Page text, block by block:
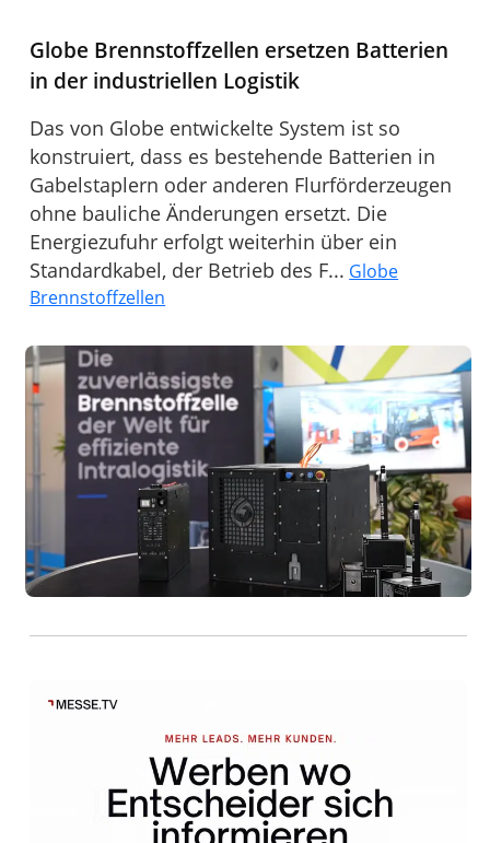
Globe Brennstoffzellen ersetzen Batterien
in der industriellen Logistik
Das von Globe entwickelte System ist so
konstruiert, dass es bestehende Batterien in
Gabelstaplern oder anderen Flurförderzeugen
ohne bauliche Änderungen ersetzt. Die
Energiezufuhr erfolgt weiterhin über ein
Standardkabel, der Betrieb des F... Globe
Brennstoffzellen